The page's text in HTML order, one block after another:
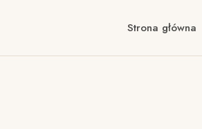
Strona główna